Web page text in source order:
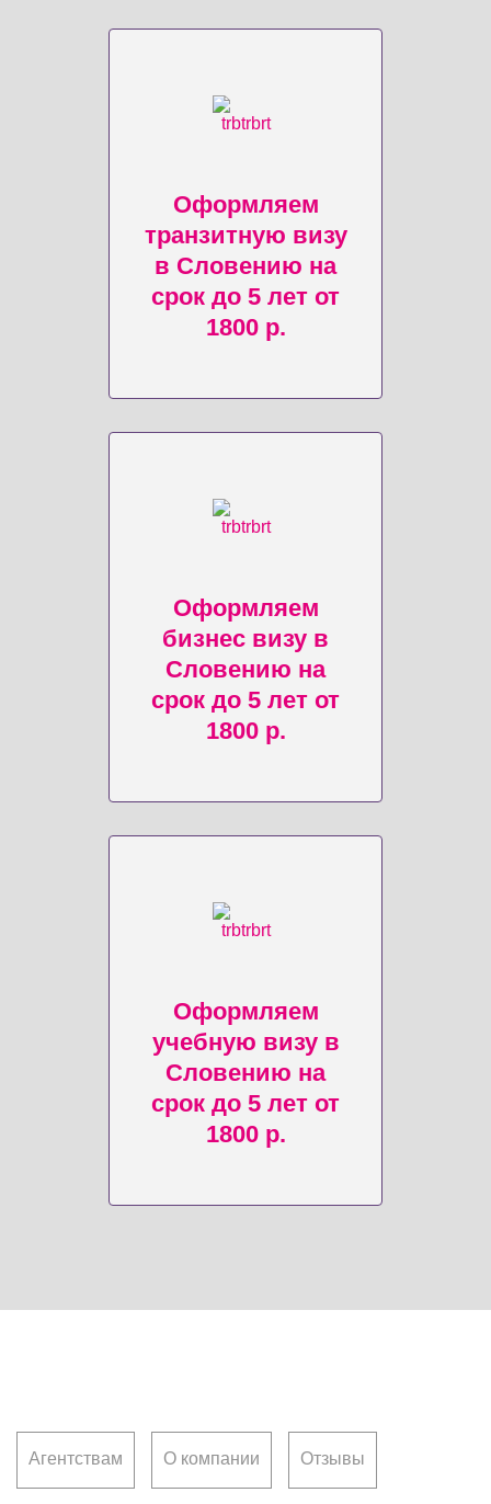
Оформляем
транзитную визу
в Словению на
срок до 5 лет от
1800 р.
Оформляем
бизнес визу в
Словению на
срок до 5 лет от
1800 р.
Оформляем
учебную визу в
Словению на
срок до 5 лет от
1800 р.
Агентствам О компании Отзывы